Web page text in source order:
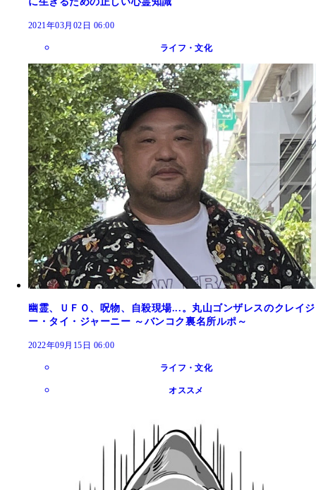
2021年03月02日 06:00
ライフ・文化
幽霊、ＵＦＯ、呪物、自殺現場...。丸山ゴンザレスのクレイジ
ー・タイ・ジャーニー ～バンコク裏名所ルポ～
2022年09月15日 06:00
ライフ・文化
オススメ